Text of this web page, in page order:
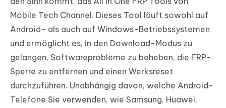
Mobile Tech Channel. Dieses Tool läuft sowohl auf
Android- als auch auf Windows-Betriebssystemen
und ermöglicht es, in den Download-Modus zu
gelangen, Softwareprobleme zu beheben, die FRP-
Sperre zu entfernen und einen Werksreset
durchzuführen. Unabhängig davon, welche Android-
Telefone Sie verwenden, wie Samsung, Huawei,